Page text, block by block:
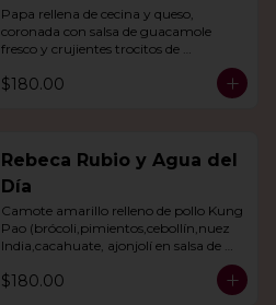
Papa rellena de cecina y queso,
coronada con salsa de guacamole
fresco y crujientes trocitos de
agua del día.
$180.00
Rebeca Rubio y Agua del
Día
Camote amarillo relleno de pollo Kung
Pao (brócoli,pimientos,cebollín,nuez
India,cacahuate, ajonjolí en salsa de
$180.00